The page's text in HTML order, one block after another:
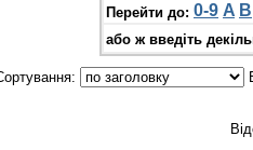
Перейти до: 0-9 A B
або ж введіть